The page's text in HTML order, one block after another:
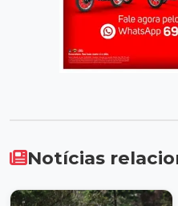
Notícias